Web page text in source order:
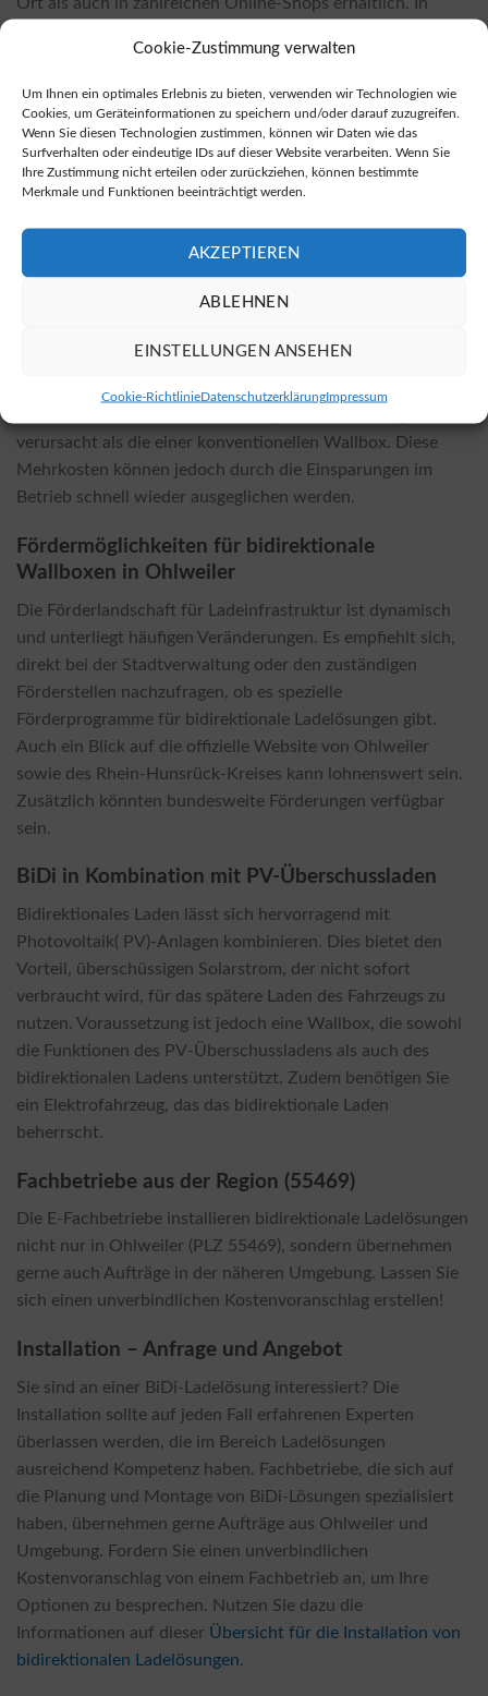
Cookie-Zustimmung verwalten
Um Ihnen ein optimales Erlebnis zu bieten, verwenden wir Technologien wie
Cookies, um Geräteinformationen zu speichern und/oder darauf zuzugreifen.
Wenn Sie diesen Technologien zustimmen, können wir Daten wie das
Surfverhalten oder eindeutige IDs auf dieser Website verarbeiten. Wenn Sie
Ihre Zustimmung nicht erteilen oder zurückziehen, können bestimmte
Merkmale und Funktionen beeinträchtigt werden.
AKZEPTIEREN
ABLEHNEN
EINSTELLUNGEN ANSEHEN
Cookie-RichtlinieDatenschutzerklärungImpressum
Wenn Sie eine bidirektionale Wallbox kaufen möchten,
können Sie dies unter folgender Adresse tun:
Bidirektionale
Wallboxen kaufen.
Kosten für die Installation und deren
Einflussfaktoren
Die Kosten für die Installation einer bidirektionalen
Wallbox hängen von verschiedenen Aspekten ab,
einschließlich der Wahl des Wallbox-Modells und den
spezifischen örtlichen Gegebenheiten. Faktoren wie die
können ebenfalls Einfluss auf den Preis nehmen. Es ist
wichtig zu beachten, dass die Installation einer
verursacht als die einer konventionellen Wallbox. Diese
Mehrkosten können jedoch durch die Einsparungen im
Betrieb schnell wieder ausgeglichen werden.
Fördermöglichkeiten für bidirektionale
Wallboxen in Ohlweiler
Die Förderlandschaft für Ladeinfrastruktur ist dynamisch
und unterliegt häufigen Veränderungen. Es empfiehlt sich,
direkt bei der Stadtverwaltung oder den zuständigen
Förderstellen nachzufragen, ob es spezielle
Förderprogramme für bidirektionale Ladelösungen gibt.
Auch ein Blick auf die offizielle Website von Ohlweiler
sowie des Rhein-Hunsrück-Kreises kann lohnenswert sein.
Zusätzlich könnten bundesweite Förderungen verfügbar
sein.
BiDi in Kombination mit PV-Überschussladen
Bidirektionales Laden lässt sich hervorragend mit
Photovoltaik( PV)-Anlagen kombinieren. Dies bietet den
Vorteil, überschüssigen Solarstrom, der nicht sofort
verbraucht wird, für das spätere Laden des Fahrzeugs zu
nutzen. Voraussetzung ist jedoch eine Wallbox, die sowohl
die Funktionen des PV-Überschussladens als auch des
bidirektionalen Ladens unterstützt. Zudem benötigen Sie
ein Elektrofahrzeug, das das bidirektionale Laden
beherrscht.
Fachbetriebe aus der Region (55469)
Die E-Fachbetriebe installieren bidirektionale Ladelösungen
nicht nur in Ohlweiler (PLZ 55469), sondern übernehmen
gerne auch Aufträge in der näheren Umgebung. Lassen Sie
sich einen unverbindlichen Kostenvoranschlag erstellen!
Installation – Anfrage und Angebot
Sie sind an einer BiDi-Ladelösung interessiert? Die
Installation sollte auf jeden Fall erfahrenen Experten
überlassen werden, die im Bereich Ladelösungen
ausreichend Kompetenz haben. Fachbetriebe, die sich auf
die Planung und Montage von BiDi-Lösungen spezialisiert
haben, übernehmen gerne Aufträge aus Ohlweiler und
Umgebung. Fordern Sie einen unverbindlichen
Kostenvoranschlag von einem Fachbetrieb an, um Ihre
Optionen zu besprechen. Nutzen Sie dazu die
Informationen auf dieser Übersicht für die Installation von
bidirektionalen Ladelösungen.